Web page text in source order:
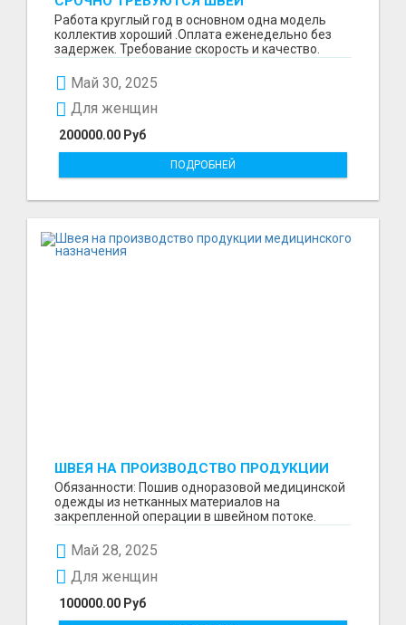
Работа круглый год в основном одна модель
коллектив хороший .Оплата еженедельно без
задержек. Требование скорость и качество.
Май 30, 2025
200000.00 Руб
Для женщин
ПОДРОБНЕЙ
ШВЕЯ НА ПРОИЗВОДСТВО ПРОДУКЦИИ
МЕДИЦИНСКОГО НАЗНАЧЕНИЯ
Обязанности: Пошив одноразовой медицинской
одежды из нетканных материалов на
закрепленной операции в швейном потоке.
Май 28, 2025
100000.00 Руб
Для женщин